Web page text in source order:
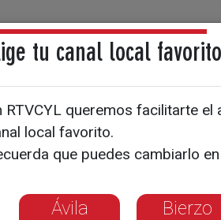
Directos
Los
huelga
tu canal local favorito
RTVCYL queremos facilitarte
local favorito.
que puedes cambiarlo
Ávila Bierzo